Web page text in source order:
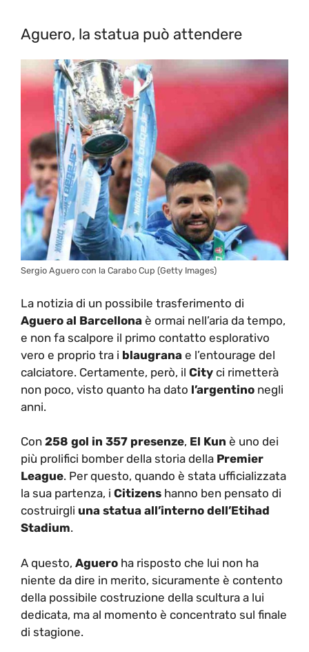
Aguero, la statua può attendere
Sergio Aguero con la Carabo Cup (Getty Images)
La notizia di un possibile trasferimento di
Aguero al Barcellona è ormai nell’aria da tempo,
e non fa scalpore il primo contatto esplorativo
vero e proprio tra i blaugrana e l’entourage del
calciatore. Certamente, però, il City ci rimetterà
non poco, visto quanto ha dato l’argentino negli
anni.
Con 258 gol in 357 presenze, El Kun è uno dei
più prolifici bomber della storia della Premier
League. Per questo, quando è stata ufficializzata
la sua partenza, i Citizens hanno ben pensato di
costruirgli una statua all’interno dell’Etihad
Stadium.
A questo, Aguero ha risposto che lui non ha
niente da dire in merito, sicuramente è contento
della possibile costruzione della scultura a lui
dedicata, ma al momento è concentrato sul finale
di stagione.